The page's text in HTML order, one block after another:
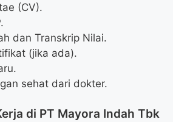
(CV).
dan Transkrip Nilai.
(jika ada).
sehat dari dokter.
di PT Mayora Indah Tbk